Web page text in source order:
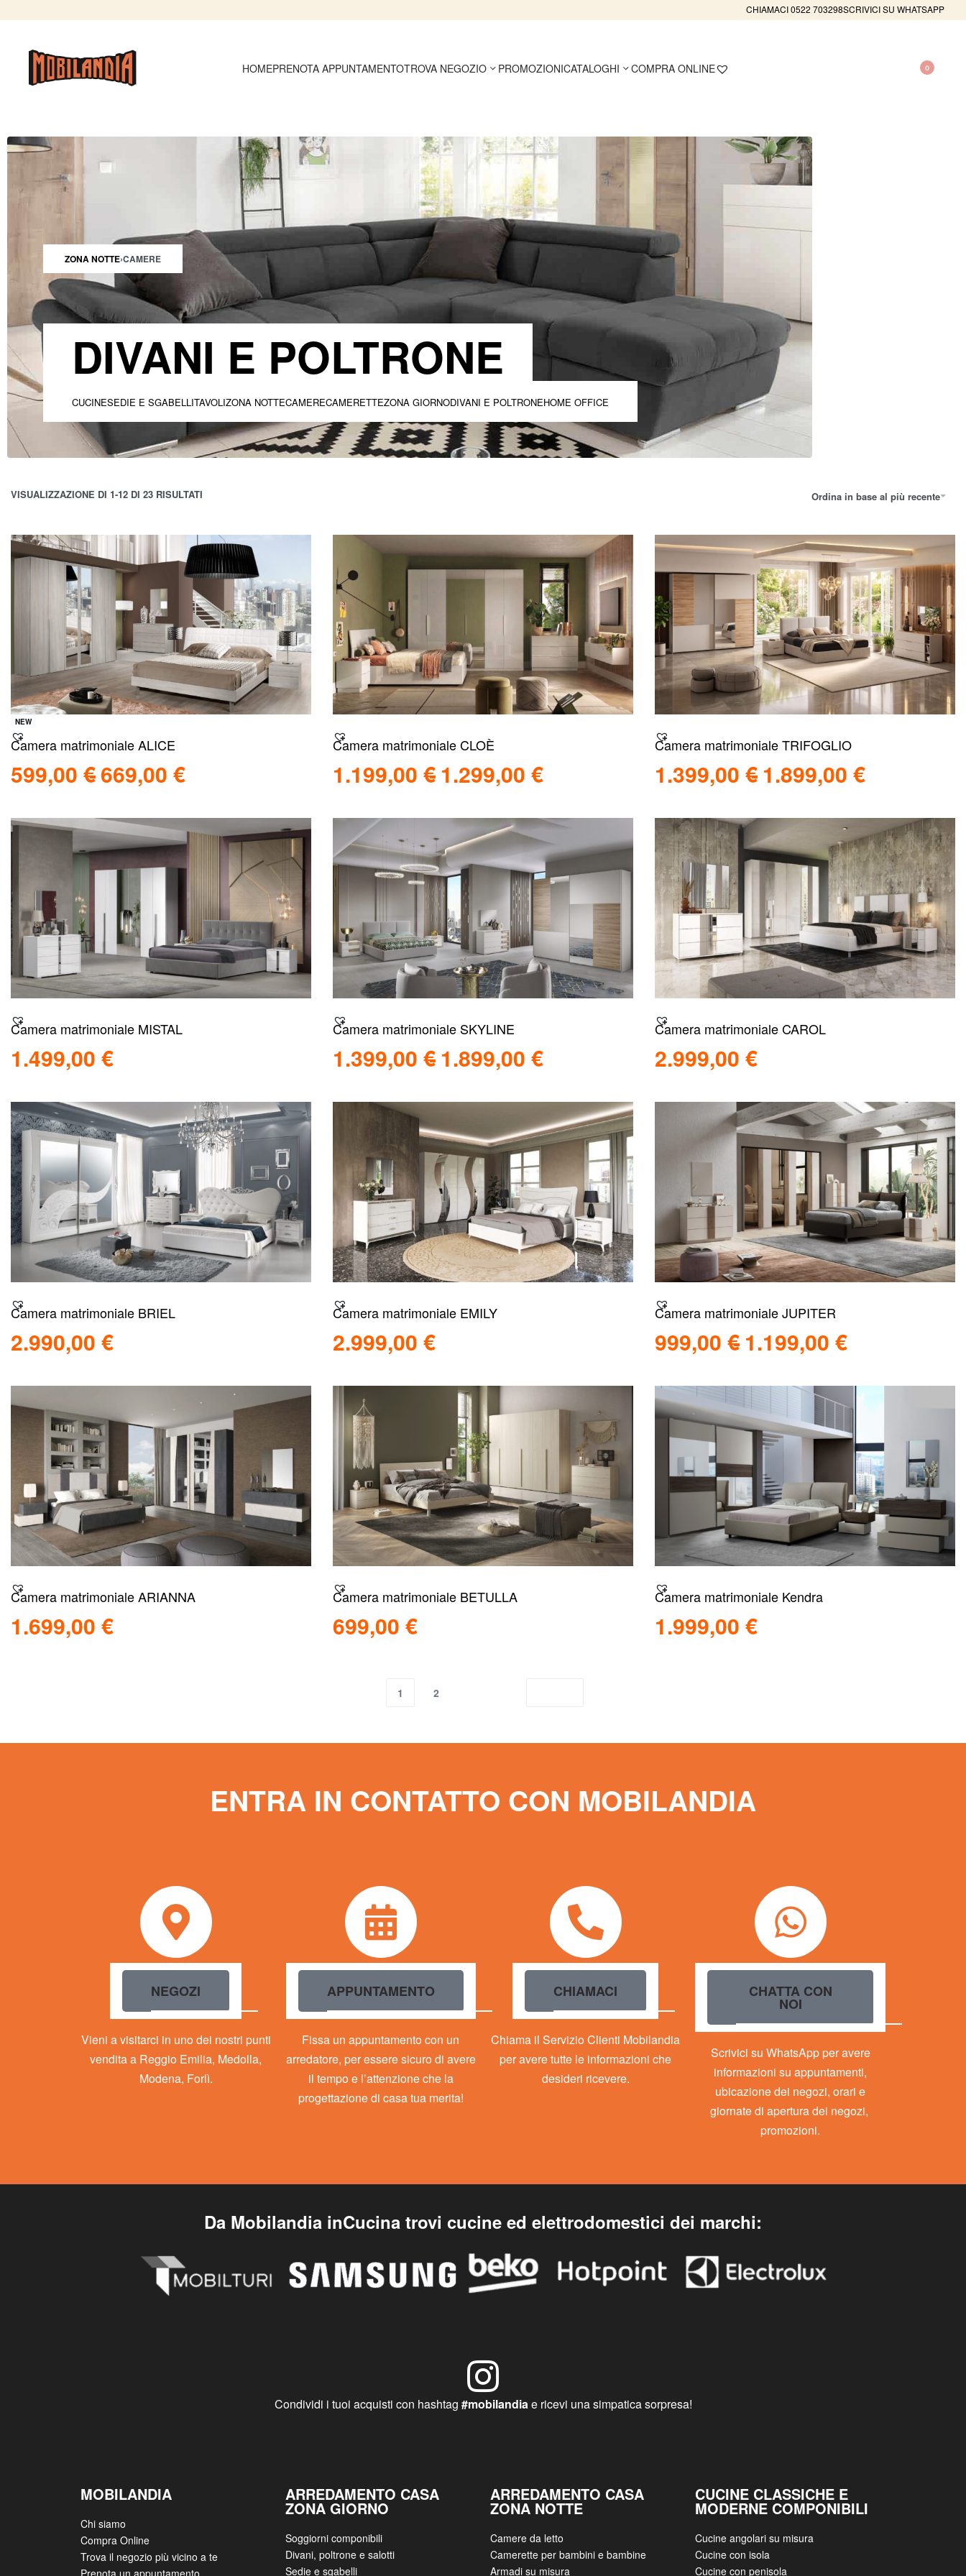
CHIAMACI 0522 703298SCRIVICI SU WHATSAPP
HOMEPRENOTA APPUNTAMENTOTROVA NEGOZIO PROMOZIONICATALOGHI COMPRA ONLINE 0
ZONA NOTTE›CAMERE
DIVANI E POLTRONE
CUCINESEDIE E SGABELLITAVOLIZONA NOTTECAMERECAMERETTEZONA GIORNODIVANI E POLTRONEHOME OFFICE
VISUALIZZAZIONE DI 1-12 DI 23 RISULTATI Ordina in base al più recente
NEW
Camera matrimoniale ALICE
599,00 €669,00 €
Camera matrimoniale CLOÈ
1.199,00 € 1.299,00 €
Camera matrimoniale TRIFOGLIO
1.399,00 € 1.899,00 €
Camera matrimoniale MISTAL
1.499,00 €
Aggiungi al carrello
Camera matrimoniale SKYLINE
1.399,00 € 1.899,00 €
Camera matrimoniale CAROL
2.999,00 €
Aggiungi al carrello
Camera matrimoniale BRIEL
2.990,00 €
Aggiungi al carrello
Camera matrimoniale EMILY
2.999,00 €
Aggiungi al carrello
Camera matrimoniale JUPITER
999,00 € 1.199,00 €
Scegli
Camera matrimoniale ARIANNA
1.699,00 €
Leggi tutto
Camera matrimoniale BETULLA
699,00 €
Leggi tutto
Camera matrimoniale Kendra
1.999,00 €
Aggiungi al carrello
1 2
ENTRA IN CONTATTO CON MOBILANDIA
NEGOZI
Vieni a visitarci in uno dei nostri punti
vendita a Reggio Emilia, Medolla,
Modena, Forlì.
APPUNTAMENTO
Fissa un appuntamento con un
arredatore, per essere sicuro di avere
il tempo e l’attenzione che la
progettazione di casa tua merita!
CHIAMACI
Chiama il Servizio Clienti Mobilandia
per avere tutte le informazioni che
desideri ricevere.
CHATTA CON
NOI
Scrivici su WhatsApp per avere
informazioni su appuntamenti,
ubicazione dei negozi, orari e
giornate di apertura dei negozi,
promozioni.
Da Mobilandia inCucina trovi cucine ed elettrodomestici dei marchi:
Condividi i tuoi acquisti con hashtag #mobilandiae ricevi una simpatica sorpresa!
MOBILANDIA
Chi siamo
Compra Online
Trova il negozio più vicino a te
Prenota un appuntamento
ARREDAMENTO CASA
ZONA GIORNO
Soggiorni componibili
Divani, poltrone e salotti
Sedie e sgabelli
ARREDAMENTO CASA
ZONA NOTTE
Camere da letto
Camerette per bambini e bambine
Armadi su misura
CUCINE CLASSICHE E
MODERNE COMPONIBILI
Cucine angolari su misura
Cucine con isola
Cucine con penisola